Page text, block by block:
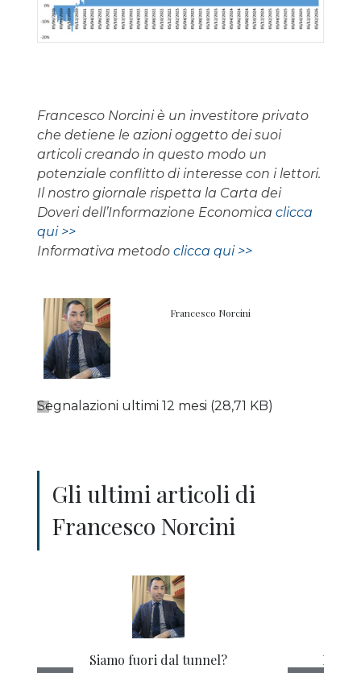
Francesco Norcini è un investitore privato
che detiene le azioni oggetto dei suoi
articoli creando in questo modo un
potenziale conflitto di interesse con i lettori.
Il nostro giornale rispetta la Carta dei
Doveri dell’Informazione Economica clicca
qui >>
Informativa metodo clicca qui >>
Francesco Norcini
Segnalazioni ultimi 12 mesi (28,71 KB)
Gli ultimi articoli di
Francesco Norcini
Siamo fuori dal tunnel? Il